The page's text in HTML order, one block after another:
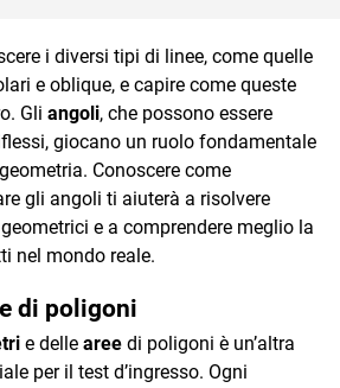
i diversi tipi di linee, come quelle
e oblique, e capire come queste
Gli angoli, che possono essere
giocano un ruolo fondamentale
Conoscere come
gli angoli ti aiuterà a risolvere
e a comprendere meglio la
nel mondo reale.
di poligoni
e delle aree di poligoni è un’altra
per il test d’ingresso. Ogni